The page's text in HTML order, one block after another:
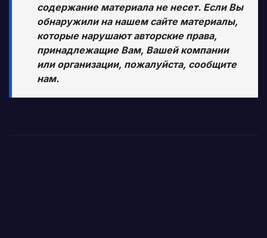
содержание материала не несет. Если Вы
обнаружили на нашем сайте материалы,
которые нарушают авторские права,
принадлежащие Вам, Вашей компании
или организации, пожалуйста, сообщите
нам.